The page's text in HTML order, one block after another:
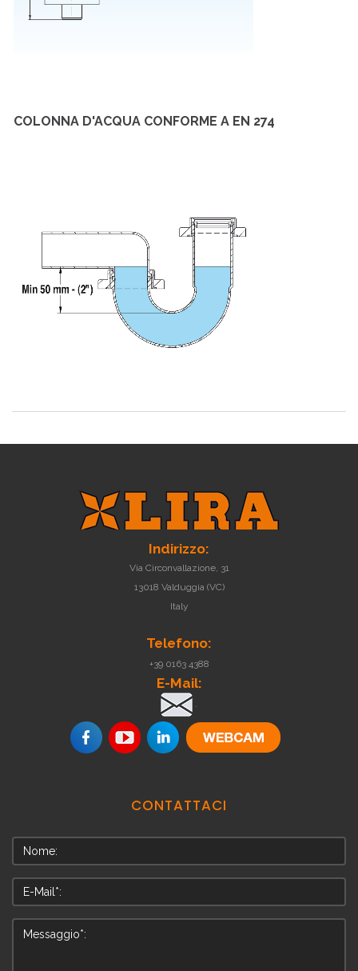
COLONNA D'ACQUA CONFORME A EN 274
Indirizzo:
Via Circonvallazione, 31
13018 Valduggia (VC)
Italy
Telefono:
+39 0163 4388
E-Mail:
.
CONTATTACI